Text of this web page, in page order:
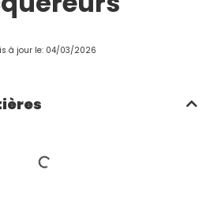
à jour le: 04/03/2026